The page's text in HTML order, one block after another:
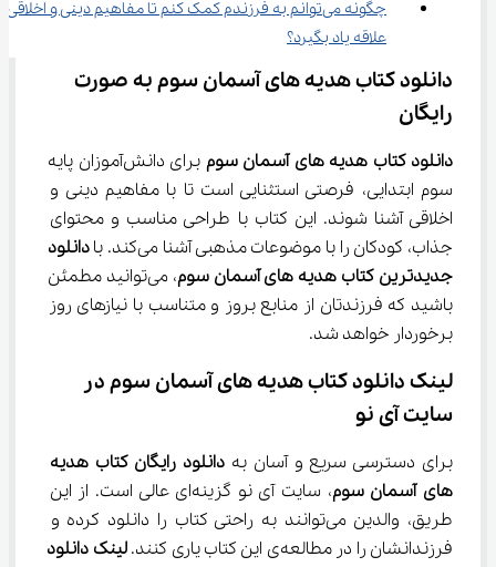
چگونه می‌توانم به فرزندم کمک کنم تا مفاهیم دینی و اخلاقی
علاقه یاد بگیرد؟
دانلود کتاب هدیه های آسمان سوم به صورت
رایگان
دانلود کتاب هدیه های آسمان سوم
برای دانش‌آموزان پایه
سوم ابتدایی، فرصتی استثنایی است تا با مفاهیم دینی و
اخلاقی آشنا شوند. این کتاب با طراحی مناسب و محتوای
جذاب، کودکان را با موضوعات مذهبی آشنا می‌کند. با
دانلود
جدیدترین کتاب هدیه های آسمان سوم
، می‌توانید مطمئن
باشید که فرزندتان از منابع بروز و متناسب با نیازهای روز
برخوردار خواهد شد.
لینک دانلود کتاب هدیه های آسمان سوم در
سایت آی نو
برای دسترسی سریع و آسان به دانلود رایگان کتاب هدیه
های آسمان سوم
، سایت آی نو گزینه‌ای عالی است. از این
طریق، والدین می‌توانند به راحتی کتاب را دانلود کرده و
فرزندانشان را در مطالعه‌ی این کتاب یاری کنند.
لینک دانلود